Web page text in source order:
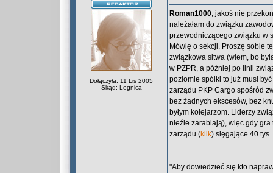
Dołączyła: 11 Lis 2005
Skąd: Legnica
Roman1000, jakoś nie
należałam do związku
przewodniczącego związku w
Mówię o sekcji. Proszę sobie
związkowa sitwa (wiem, bo
w PZPR, a później po linii
poziomie spółki to już musi
zarządu PKP Cargo spośród
bez żadnych ekscesów, bez
byłym kolejarzom. Liderzy
nieźle zarabiają), więc gdy gra
zarządu (klik) sięgające 40
"Aby dowiedzieć się kto